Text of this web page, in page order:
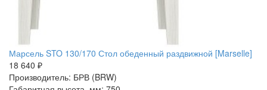
Марсель STO 130/170 Стол обеденный раздвижной [Marselle]
18 640 ₽
Производитель: БРВ (BRW)